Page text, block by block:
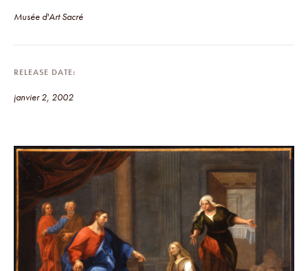
Musée d'Art Sacré
RELEASE DATE
janvier 2, 2002